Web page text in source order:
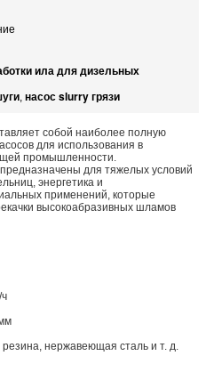
ила для дизельных
, насос slurry грязи
собой наиболее полную
для использования в
промышленности.
для тяжелых условий
энергетика и
применений, которые
высокоабразивных шламов
нержавеющая сталь и т. д.